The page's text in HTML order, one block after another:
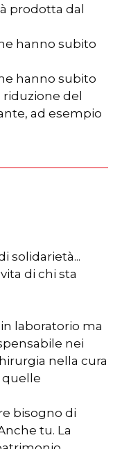
prodotta dal
hanno subito
hanno subito
del
ad esempio
solidarietà...
di chi sta
laboratorio ma
nei
nella cura
quelle
bisogno di
tu. La